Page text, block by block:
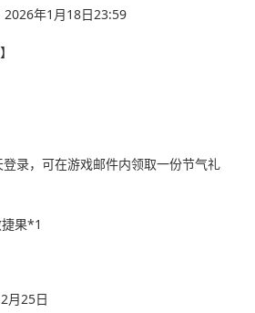
年1月18日23:59
录，可在游戏邮件内领取一份节气礼
果*1
月25日